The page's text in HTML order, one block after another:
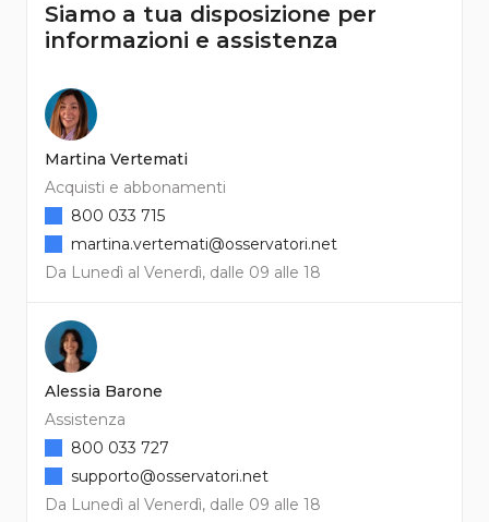
Siamo a tua disposizione per
informazioni e assistenza
Martina Vertemati
Acquisti e abbonamenti
Da Lunedì al Venerdì, dalle 09 alle 18
800 033 715
martina.vertemati@osservatori.net
Alessia Barone
Assistenza
Da Lunedì al Venerdì, dalle 09 alle 18
800 033 727
supporto@osservatori.net